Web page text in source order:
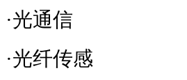
·光通信
·光纤传感